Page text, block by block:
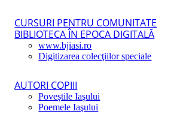
CURSURI PENTRU COMUNITATE
BIBLIOTECA ÎN EPOCA DIGITALĂ
www.bjiasi.ro
Digitizarea colecţiilor speciale
AUTORI COPIII
Poveştile Iaşului
Poemele Iaşului